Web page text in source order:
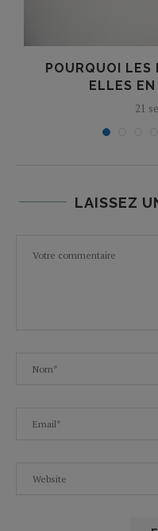
POURQUOI LES
ELLES
21
LAISSEZ